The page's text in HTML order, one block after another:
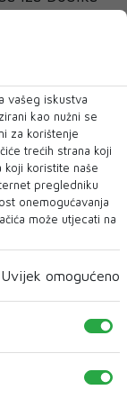
u javnost s
bh.
političku
Dodikovu
može
u zadnje
mu se
vašeg iskustva
kao nužni se
za korištenje
trećih strana koji
koji koristite naše
pregledniku
onemogućavanja
može utjecati na
Uvijek omogućeno